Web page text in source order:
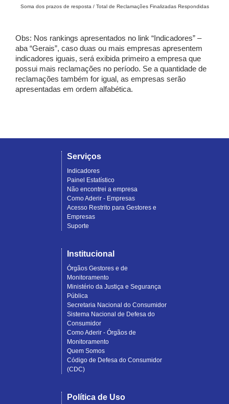
Soma dos prazos de resposta / Total de Reclamações Finalizadas Respondidas
Obs: Nos rankings apresentados no link “Indicadores” –
aba “Gerais”, caso duas ou mais empresas apresentem
indicadores iguais, será exibida primeiro a empresa que
possui mais reclamações no período. Se a quantidade de
reclamações também for igual, as empresas serão
apresentadas em ordem alfabética.
Serviços
Indicadores
Painel Estatístico
Não encontrei a empresa
Como Aderir - Empresas
Acesso Restrito para Gestores e
Empresas
Suporte
Institucional
Órgãos Gestores e de
Monitoramento
Ministério da Justiça e Segurança
Pública
Secretaria Nacional do Consumidor
Sistema Nacional de Defesa do
Consumidor
Como Aderir - Órgãos de
Monitoramento
Quem Somos
Código de Defesa do Consumidor
(CDC)
Política de Uso